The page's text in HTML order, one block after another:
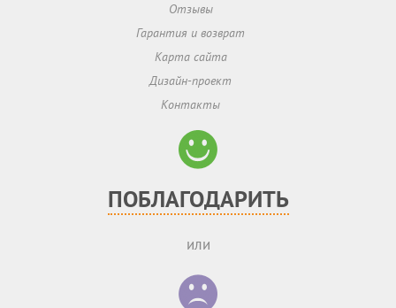
Отзывы
Гарантия и возврат
Карта сайта
Дизайн-проект
Контакты
ПОБЛАГОДАРИТЬ
или